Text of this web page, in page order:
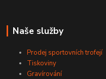
Naše služby
Prodej sportovních trofejí
Tiskoviny
Gravírování